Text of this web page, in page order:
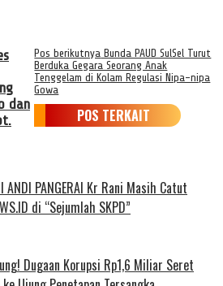
dan
Pos berikutnya Bunda PAUD SulSel Turut
Berduka Gegara Seorang Anak
Tenggelam di Kolam Regulasi Nipa-nipa
Gowa
POS TERKAIT
PANGERAI Kr Rani Masih Catut
di “Sejumlah SKPD”
Dugaan Korupsi Rp1,6 Miliar Seret